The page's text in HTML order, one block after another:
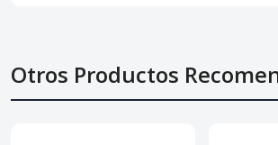
Otros Productos